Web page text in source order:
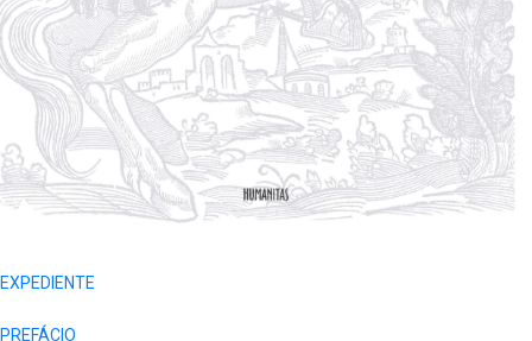
EXPEDIENTE
PREFÁCIO